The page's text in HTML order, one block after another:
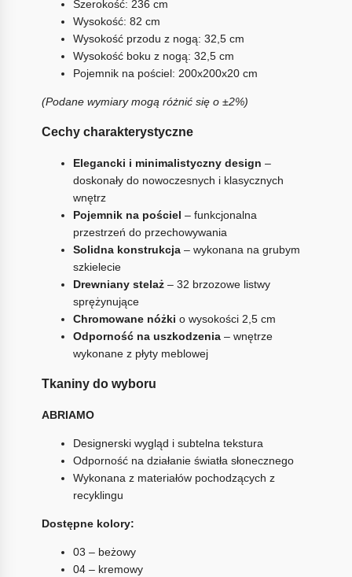
Szerokość: 236 cm
Wysokość: 82 cm
Wysokość przodu z nogą: 32,5 cm
Wysokość boku z nogą: 32,5 cm
Pojemnik na pościel: 200x200x20 cm
(Podane wymiary mogą różnić się o ±2%)
Cechy charakterystyczne
Elegancki i minimalistyczny design –
doskonały do nowoczesnych i klasycznych
wnętrz
Pojemnik na pościel – funkcjonalna
przestrzeń do przechowywania
Solidna konstrukcja– wykonana na grubym
szkielecie
Drewniany stelaż– 32 brzozowe listwy
sprężynujące
Chromowane nóżki o wysokości 2,5 cm
Odporność na uszkodzenia– wnętrze
wykonane z płyty meblowej
Tkaniny do wyboru
ABRIAMO
Designerski wygląd i subtelna tekstura
Odporność na działanie światła słonecznego
Wykonana z materiałów pochodzących z
recyklingu
Dostępne kolory:
03 – beżowy
04 – kremowy